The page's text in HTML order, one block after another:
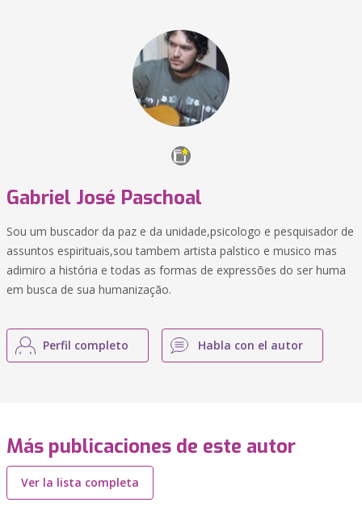
Gabriel José Paschoal
Sou um buscador da paz e da unidade,psicologo e pesquisador de
assuntos espirituais,sou tambem artista palstico e musico mas
adimiro a história e todas as formas de expressões do ser huma
em busca de sua humanização.
Perfil completo Habla con el autor
Más publicaciones de este autor
Ver la lista completa